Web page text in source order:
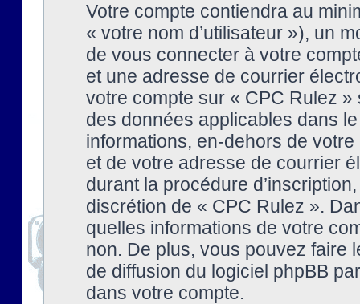
Votre compte contiendra au
« votre nom d’utilisateur »), un
de vous connecter à votre
et une adresse de courrier
votre compte sur « CPC Rulez
des données applicables dans
informations, en-dehors de
et de votre adresse de courrier
durant la procédure
discrétion de « CPC Rulez ».
quelles informations de votre
non. De plus, vous pouvez faire
de diffusion du logiciel phpBB
dans votre compte.